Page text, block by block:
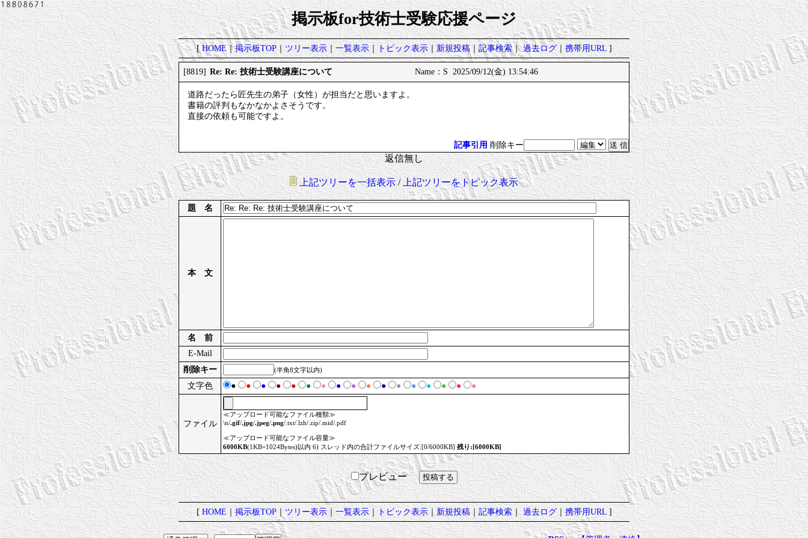
掲示板for技術士受験応援ページ
[HOME｜掲示板TOP｜ツリー表示｜一覧表示｜トピック表示｜新規投稿｜記事検索｜過去ログ｜携帯用URL]
[8819] Re: Re: 技術士受験講座について Name：S 2025/09/12(金) 13:54:46
道路だったら匠先生の弟子（女性）が担当だと思いますよ。
書籍の評判もなかなかよさそうです。
直接の依頼も可能ですよ。
記事引用 削除キー
返信無し
上記ツリーを一括表示/上記ツリーをトピック表示
題 名
本 文
名 前
E-Mail
削除キー
(半角8文字以内)
文字色 ● ● ● ● ● ● ● ● ● ● ● ● ● ● ● ● ●
ファイル
≪アップロード可能なファイル種類≫
\n/.gif/.jpg/.jpeg/.png/.txt/.lzh/.zip/.mid/.pdf
≪アップロード可能なファイル容量≫
6000KB(1KB=1024Bytes)以内 6) スレッド内の合計ファイルサイズ:[0/6000KB] 残り:[6000KB]
プレビュー
[HOME ｜掲示板TOP｜ ツリー表示｜一覧表示｜トピック表示｜ 新規投稿｜ 記事検索｜ 過去ログ｜携帯用URL]